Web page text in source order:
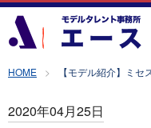
HOME 【モデル紹介】ミセ
2020年04月25日